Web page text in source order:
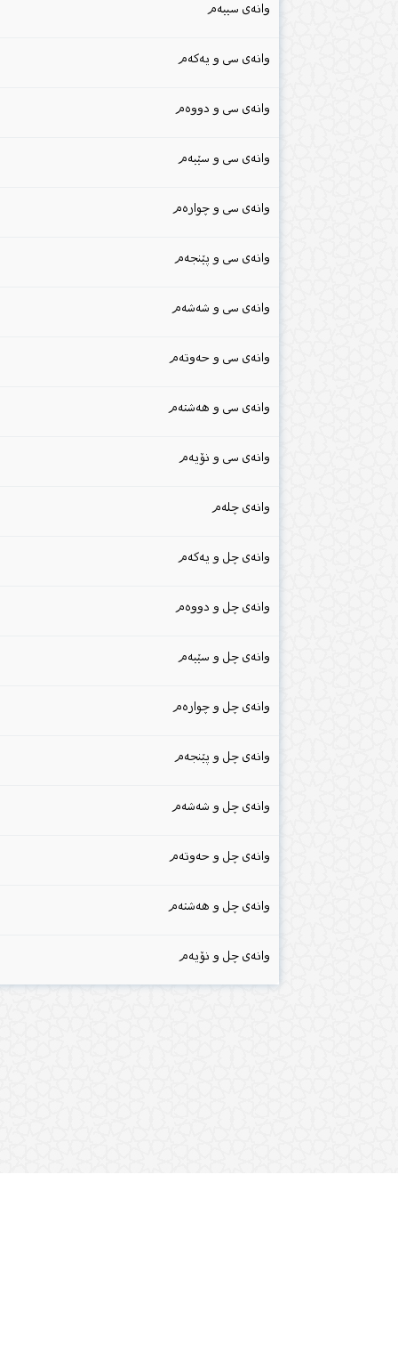
وانەی سییەم
وانەی سی و یەکەم
وانەی سی و دووەم
وانەی سی و سێیەم
وانەی سی و چوارەم
وانەی سی و پێنجەم
وانەی سی و شەشەم
وانەی سی و حەوتەم
وانەی سی و هەشتەم
وانەی سی و نۆیەم
وانەی چلەم
وانەی چل و یەکەم
وانەی چل و دووەم
وانەی چل و سێیەم
وانەی چل و چوارەم
وانەی چل و پێنجەم
وانەی چل و شەشەم
وانەی چل و حەوتەم
وانەی چل و هەشتەم
وانەی چل و نۆیەم